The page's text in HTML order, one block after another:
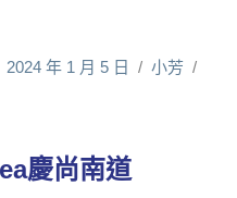
2024 年 1 月 5 日
小芳
慶尚南道